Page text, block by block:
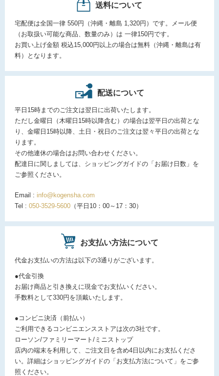
送料について
宅配便は全国一律 550円（沖縄・離島 1,320円）です。メール便
（お取扱い可能な商品、数量のみ）は 一律150円です。
お買い上げ金額 税込15,000円以上の場合は無料（沖縄・離島は有
料）となります。
配送について
平日15時までのご注文は翌日に出荷いたします。
ただし金曜日（木曜日15時以降含む）の場合は翌平日の出荷とな
り、金曜日15時以降、土日・祝日のご注文は翌々平日の出荷とな
ります。
その他連休の場合はお問い合わせください。
配達日に関しましては、ショッピングガイドの「お届け日数」を
ご参照ください。
Email : info@kogensha.com
Tel : 050-3529-5600 （平日10：00～17：30）
お支払い方法について
代金お支払いの方法は以下の3通りがございます。
●代金引換
お届け商品と引き換えに現金でお支払いください。
手数料として330円を頂戴いたします。
●コンビニ決済（前払い）
ご利用できるコンビニエンスストアは次の3社です。
ローソン/ファミリーマート/ミニストップ
店内の端末を利用して、ご注文日を含め4日以内にお支払くださ
い。詳細はショッピングガイドの「お支払方法について」をご参
照ください。